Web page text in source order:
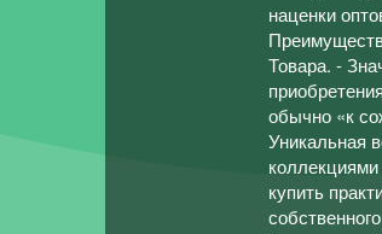
наценки
Товара. -
обычно «к
Уникальная
купить